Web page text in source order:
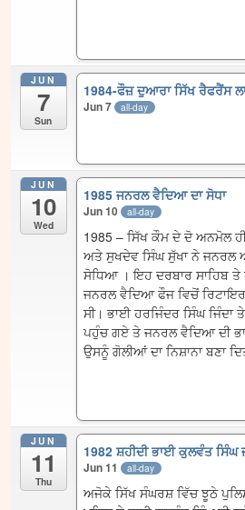
JUN
7
Sun
1984-ਫੌਜ਼ ਦੁਆਰਾ ਸਿੱਖ ਰੈਫਰੈਂਸ
Jun 7 all-day
JUN
10
Wed
1985 ਜਨਰਲ ਵੈਦਿਆ ਦਾ ਸੋਧਾ
Jun 10 all-day
1985 – ਸਿੱਖ ਕੌਮ ਦੇ ਦੋ ਅਨਮੋਲ
ਅਤੇ ਸੁਖਦੇਵ ਸਿੰਘ ਸੁੱਖਾ ਨੇ ਜਨਰਲ
ਸੋਧਿਆ । ਇਹ ਦਰਬਾਰ ਸਾਹਿਬ ਤੇ
ਜਨਰਲ ਵੈਦਿਆ ਫੌਜ ਵਿਚੋਂ
ਸੀ। ਭਾਈ ਹਰਜਿੰਦਰ ਸਿੰਘ ਜਿੰਦਾ
ਪਹੁੰਚ ਗਏ ਤੇ ਜਨਰਲ ਵੈਦਿਆ ਦੀ
ਉਸਨੂੰ ਗੋਲੀਆਂ ਦਾ ਨਿਸ਼ਾਨਾ ਬਣਾ
JUN
11
Thu
1982 ਸ਼ਹੀਦੀ ਭਾਈ ਕੁਲਵੰਤ ਸਿੰਘ
Jun 11 all-day
ਅਜੋਕੇ ਸਿੱਖ ਸੰਘਰਸ਼ ਵਿੱਚ ਝੂਠੇ